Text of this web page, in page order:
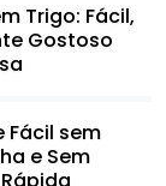
Trigo: Fácil,
Gostoso
Fácil sem
e Sem